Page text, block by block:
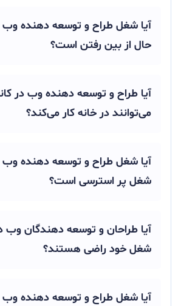
آیا شغل طراح و توسعه دهنده وب
حال از بین رفتن است؟
آیا طراح و توسعه دهنده وب در
می‌توانند در خانه کار می‌کند؟
آیا شغل طراح و توسعه دهنده وب
شغل پر استرسی است؟
آیا طراحان و توسعه دهندگان وب در
شغل خود راضی هستند؟
آیا شغل طراح و توسعه دهنده وب